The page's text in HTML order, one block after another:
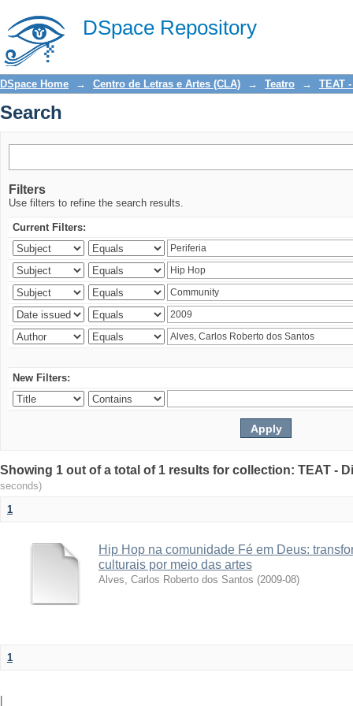
DSpace Repository
Search
DSpace Home → Centro de Letras e Artes (CLA) → Teatro → TEAT
Search
Filters
Use filters to refine the search results.
Current Filters:
New Filters:
Showing 1 out of a total of 1 results for collection: TEAT -
seconds)
1
Hip Hop na comunidade Fé em Deus:
culturais por meio das artes
Alves, Carlos Roberto dos Santos (2009-08)
1